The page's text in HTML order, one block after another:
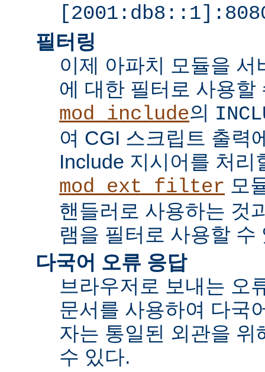
필터링
이제 아파치 모듈을
에 대한 필터로 사용할
mod_include의
여 CGI 스크립트 출력
Include 지시어를 처리
mod_ext_filter 모
핸들러로 사용하는 것
램을 필터로 사용할 수
다국어 오류 응답
브라우저로 보내는 오
문서를 사용하여 다국
자는 통일된 외관을 위
수 있다.